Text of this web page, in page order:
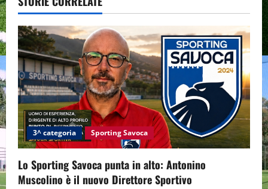
i
g
a
t
i
o
n
3^ categoria Sporting Savoca
Lo Sporting Savoca punta in alto: Antonino
Muscolino è il nuovo Direttore Sportivo